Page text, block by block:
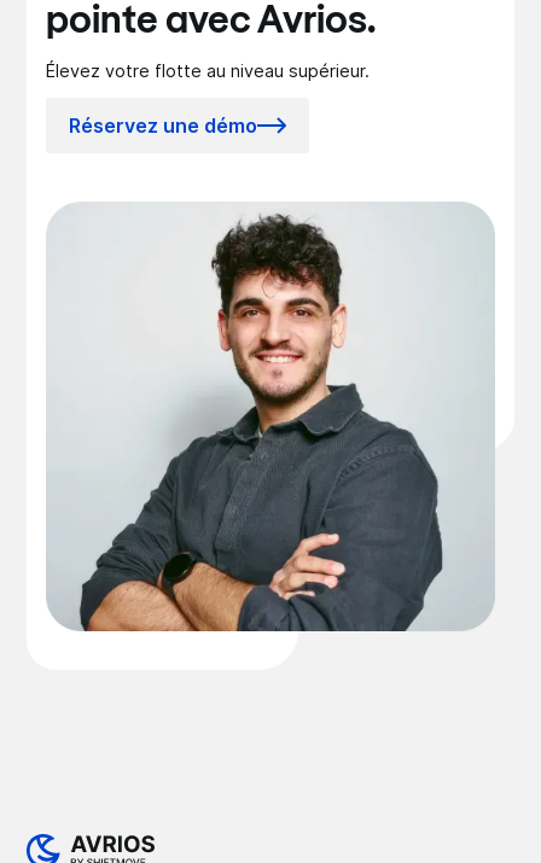
pointe avec Avrios.
Élevez votre flotte au niveau supérieur.
Réservez une démo